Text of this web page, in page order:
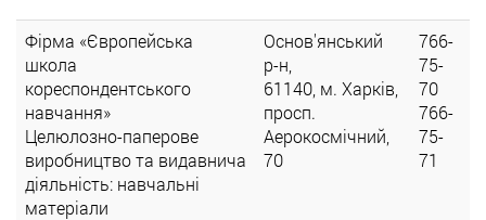
Фірма «Європейська
школа
кореспондентського
навчання»
Целюлозно-паперове
виробництво та видавнича
діяльність: навчальні
матеріали
Основ'янський
р-н,
61140, м. Харків,
просп.
Аерокосмічний,
70
766-
75-
70
766-
75-
71